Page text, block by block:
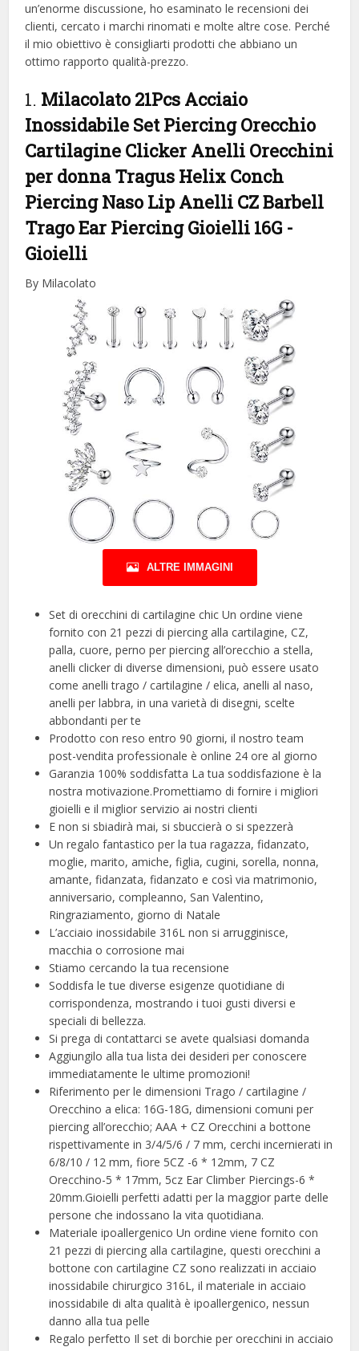
un’enorme discussione, ho esaminato le recensioni dei
clienti, cercato i marchi rinomati e molte altre cose. Perché
il mio obiettivo è consigliarti prodotti che abbiano un
ottimo rapporto qualità-prezzo.
1. Milacolato 21Pcs Acciaio
Inossidabile Set Piercing Orecchio
Cartilagine Clicker Anelli Orecchini
per donna Tragus Helix Conch
Piercing Naso Lip Anelli CZ Barbell
Trago Ear Piercing Gioielli 16G -
Gioielli
By Milacolato
ALTRE IMMAGINI
Set di orecchini di cartilagine chic Un ordine viene
fornito con 21 pezzi di piercing alla cartilagine, CZ,
palla, cuore, perno per piercing all’orecchio a stella,
anelli clicker di diverse dimensioni, può essere usato
come anelli trago / cartilagine / elica, anelli al naso,
anelli per labbra, in una varietà di disegni, scelte
abbondanti per te
Prodotto con reso entro 90 giorni, il nostro team
post-vendita professionale è online 24 ore al giorno
Garanzia 100% soddisfatta La tua soddisfazione è la
nostra motivazione.Promettiamo di fornire i migliori
gioielli e il miglior servizio ai nostri clienti
E non si sbiadirà mai, si sbuccierà o si spezzerà
Un regalo fantastico per la tua ragazza, fidanzato,
moglie, marito, amiche, figlia, cugini, sorella, nonna,
amante, fidanzata, fidanzato e così via matrimonio,
anniversario, compleanno, San Valentino,
Ringraziamento, giorno di Natale
L’acciaio inossidabile 316L non si arrugginisce,
macchia o corrosione mai
Stiamo cercando la tua recensione
Soddisfa le tue diverse esigenze quotidiane di
corrispondenza, mostrando i tuoi gusti diversi e
speciali di bellezza.
Si prega di contattarci se avete qualsiasi domanda
Aggiungilo alla tua lista dei desideri per conoscere
immediatamente le ultime promozioni!
Riferimento per le dimensioni Trago / cartilagine /
Orecchino a elica: 16G-18G, dimensioni comuni per
piercing all’orecchio; AAA + CZ Orecchini a bottone
rispettivamente in 3/4/5/6 / 7 mm, cerchi incernierati in
6/8/10 / 12 mm, fiore 5CZ -6 * 12mm, 7 CZ
Orecchino-5 * 17mm, 5cz Ear Climber Piercings-6 *
20mm.Gioielli perfetti adatti per la maggior parte delle
persone che indossano la vita quotidiana.
Materiale ipoallergenico Un ordine viene fornito con
21 pezzi di piercing alla cartilagine, questi orecchini a
bottone con cartilagine CZ sono realizzati in acciaio
inossidabile chirurgico 316L, il materiale in acciaio
inossidabile di alta qualità è ipoallergenico, nessun
danno alla tua pelle
Regalo perfetto Il set di borchie per orecchini in acciaio